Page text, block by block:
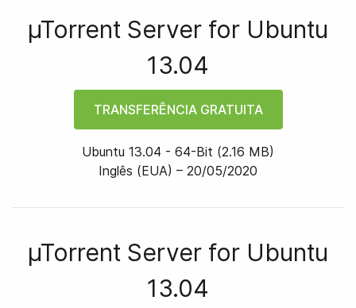
µTorrent Server for Ubuntu
13.04
TRANSFERÊNCIA GRATUITA
Ubuntu 13.04 - 64-bit (2.16 MB)
Inglês (EUA) – 20/05/2020
µTorrent Server for Ubuntu
13.04